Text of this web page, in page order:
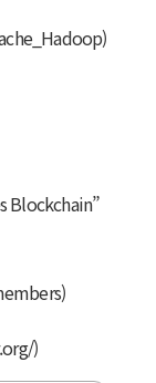
Blockchain”
)